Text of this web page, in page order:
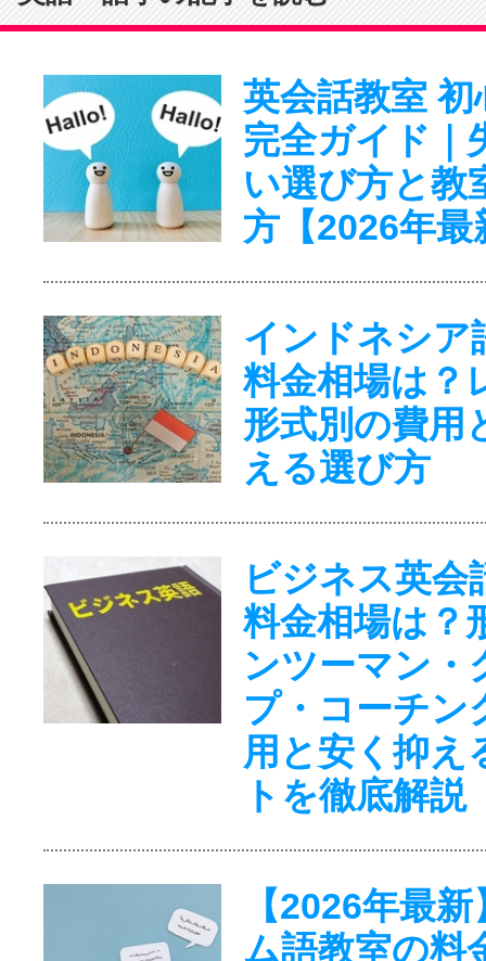
英会話教室 初
完全ガイド｜
い選び方と教
方【2026年最
インドネシア
料金相場は？
形式別の費用
える選び方
ビジネス英会
料金相場は？
ンツーマン・
プ・コーチン
用と安く抑え
トを徹底解説
【2026年最
ム語教室の料